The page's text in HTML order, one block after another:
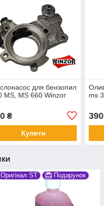
для бензопил
MS, MS 660 Winzor
₴
Купити
ms
390
Оригінал ST Подарунок